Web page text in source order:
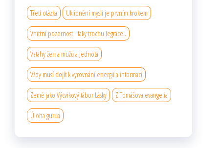
Třetí otázka Uklidnění mysli je prvním krokem
Vnitřní pozornost - taky trochu legrace..
Vztahy žen a mužů a Jednota
Vždy musí dojít k vyrovnání energií a informací
Země jako Výcvikový tábor Lásky Z Tomášova evangelia
Úloha gurua